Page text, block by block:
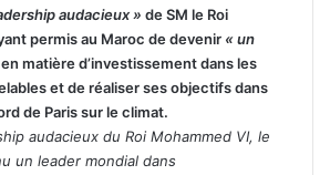
audacieux » de SM le Roi
permis au Maroc de devenir « un
en matière d’investissement dans les
et de réaliser ses objectifs dans
de Paris sur le climat.
audacieux du Roi Mohammed VI, le
un leader mondial dans